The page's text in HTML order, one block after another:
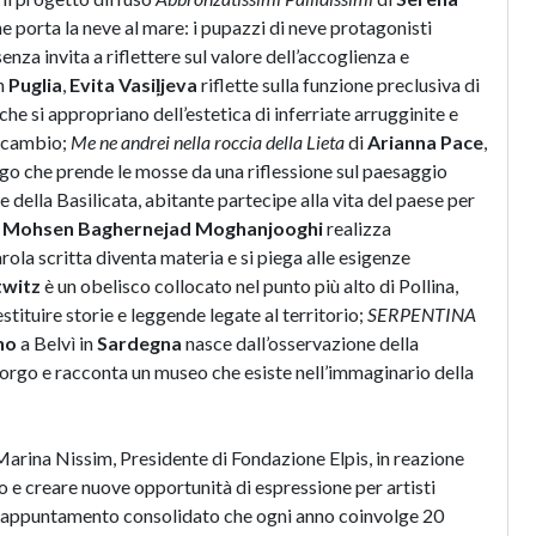
porta la neve al mare: i pupazzi di neve protagonisti
invita a riflettere sul valore dell’accoglienza e
Puglia Evita Vasiļjeva riflette sulla funzione preclusiva di
si appropriano dell’estetica di inferriate arrugginite e
Me ne andrei nella roccia della Lietadi Arianna Pace
cheprende le mosse da una riflessione sul paesaggio
della Basilicata, abitante partecipe alla vita del paese per
Mohsen Baghernejad Moghanjooghirealizza
scritta diventa materia e si piega alle esigenze
è un obelisco collocato nel punto più alto di Pollina,
storie e leggende legate al territorio; SERPENTINA
a Belvì in Sardegna nasce dall’osservazione della
e racconta un museo che esiste nell’immaginario della
Nissim, Presidente di Fondazione Elpis, in reazione
e creare nuove opportunità di espressione per artisti
consolidato che ogni anno coinvolge 20